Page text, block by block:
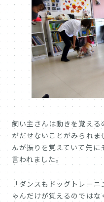
飼い主さんは動きを覚え
がだせないことがみられ
んが振りを覚えていて先
言われました。
「ダンスもドッグトレー
ゃんだけが覚えるのでは